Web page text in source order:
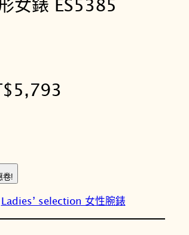
女錶 ES5385
5,793
：
N
卷!
Ladies’ selection 女性腕錶